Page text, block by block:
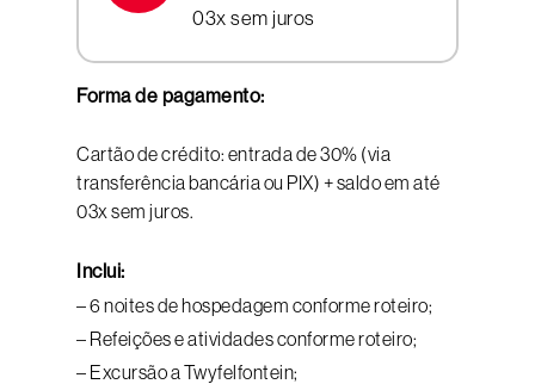
03x sem juros
Forma de pagamento:
Cartão de crédito: entrada de 30% (via
transferência bancária ou PIX) + saldo em até
03x sem juros.
Inclui:
– 6 noites de hospedagem conforme roteiro;
– Refeições e atividades conforme roteiro;
– Excursão a Twyfelfontein;